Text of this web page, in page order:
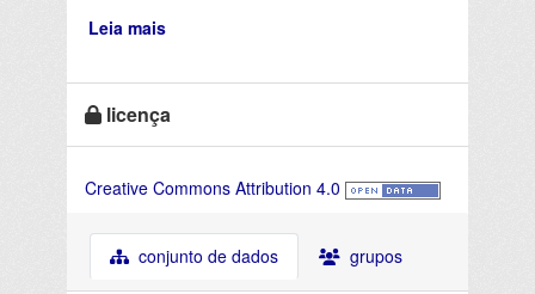
Leia mais
licença
Creative Commons Attribution 4.0
conjunto de dados grupos